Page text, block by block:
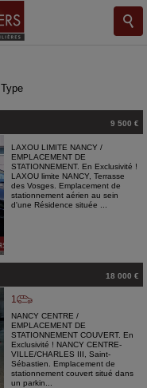
Type
9 500 €
LAXOU LIMITE NANCY /
EMPLACEMENT DE
STATIONNEMENT. En Exclusivité !
LAXOU limite NANCY, Terrasse
des Vosges. Emplacement de
stationnement aérien au sein
d'une Résidence située ...
18 000 €
1
NANCY CENTRE /
EMPLACEMENT DE
STATIONNEMENT COUVERT. En
Exclusivité ! NANCY CENTRE-
VILLE/CHARLES III, Saint-
Sébastien. Emplacement de
stationnement couvert situé dans
un parkin...